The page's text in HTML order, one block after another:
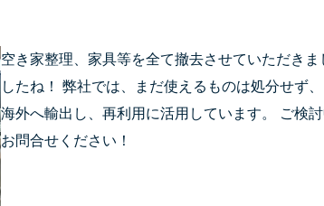
空き家整理、家具等を全て撤去させていただきま
したね！ 弊社では、まだ使えるものは処分せず
海外へ輸出し、再利用に活用しています。 ご検
お問合せください！